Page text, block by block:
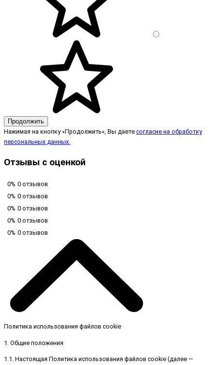
Продолжить
Нажимая на кнопку «Продолжить», Вы даете согласие на обработку
персональных данных.
Отзывы с оценкой
0% 0 отзывов
0% 0 отзывов
0% 0 отзывов
0% 0 отзывов
0% 0 отзывов
Политика использования файлов cookie
1. Общие положения
1.1. Настоящая Политика использования файлов cookie (далее —